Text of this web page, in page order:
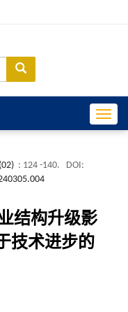
: 124 -140.
DOI:
结构升级影
技术进步的